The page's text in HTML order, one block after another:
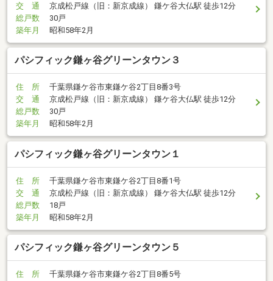
交 通
京成松戸線（旧：新京成線） 鎌ケ谷大仏駅 徒歩12分
総戸数
30戸
築年月
昭和58年2月
パシフィック鎌ヶ谷グリーンタウン３
住 所
千葉県鎌ケ谷市東鎌ケ谷2丁目8番3号
交 通
京成松戸線（旧：新京成線） 鎌ケ谷大仏駅 徒歩12分
総戸数
30戸
築年月
昭和58年2月
パシフィック鎌ヶ谷グリーンタウン１
住 所
千葉県鎌ケ谷市東鎌ケ谷2丁目8番1号
交 通
京成松戸線（旧：新京成線） 鎌ケ谷大仏駅 徒歩12分
総戸数
18戸
築年月
昭和58年2月
パシフィック鎌ヶ谷グリーンタウン５
住 所
千葉県鎌ケ谷市東鎌ケ谷2丁目8番5号